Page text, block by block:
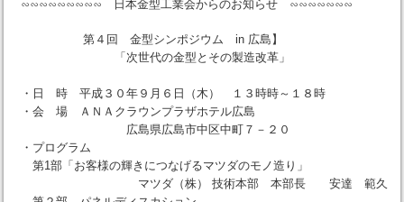
∽∽∽∽∽∽∽∽∽ 日本金型工業会からのお知らせ ∽∽∽∽∽∽∽
第４回 金型シンポジウム in 広島】
「次世代の金型とその製造改革」
・日 時 平成３０年９月６日（木） １３時時～１８時
・会 場 ＡＮＡクラウンプラザホテル広島
広島県広島市中区中町７－２０
・プログラム
第1部「お客様の輝きにつなげるマツダのモノ造り」
マツダ（株） 技術本部 本部長 安達 範久